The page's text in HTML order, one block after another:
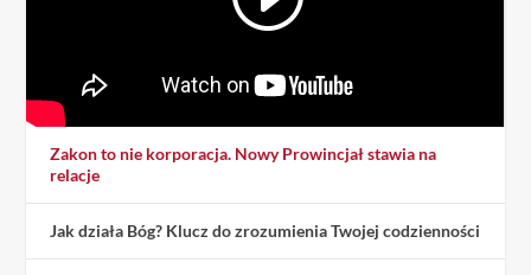
Zakon to nie korporacja. Nowy Prowincjał stawia na
relacje
Jak działa Bóg? Klucz do zrozumienia Twojej codzienności